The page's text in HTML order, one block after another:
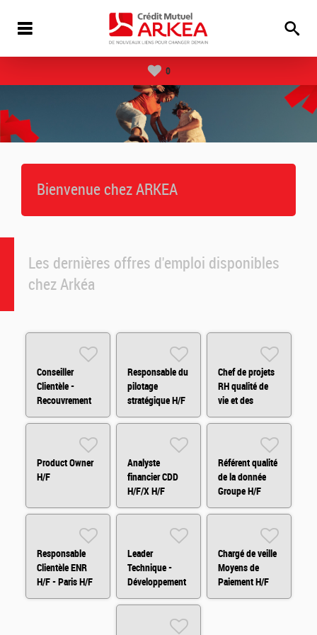
0
Bienvenue chez ARKEA
Les dernières offres d'emploi disponibles
chez Arkéa
Conseiller
Clientèle -
Recouvrement
Amiable H/F/X
Responsable du
pilotage
stratégique H/F
Chef de projets
RH qualité de
vie et des
conditions de
Product Owner
H/F
Analyste
financier CDD
H/F/X H/F
Référent qualité
de la donnée
Groupe H/F
Responsable
Clientèle ENR
H/F - Paris H/F
Leader
Technique -
Développement
Fullstack H/F
Chargé de veille
Moyens de
Paiement H/F